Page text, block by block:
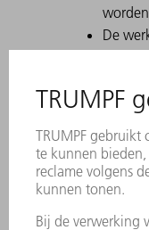
De
felsen.
Bij het
met
dat